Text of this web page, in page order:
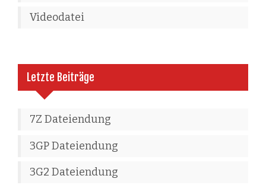
Videodatei
Letzte Beiträge
7Z Dateiendung
3GP Dateiendung
3G2 Dateiendung